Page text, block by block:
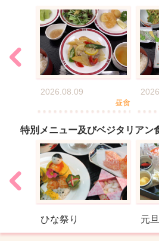
2026.08.09
昼食
特別メニュー及びベジタリアン
ひな祭り 元